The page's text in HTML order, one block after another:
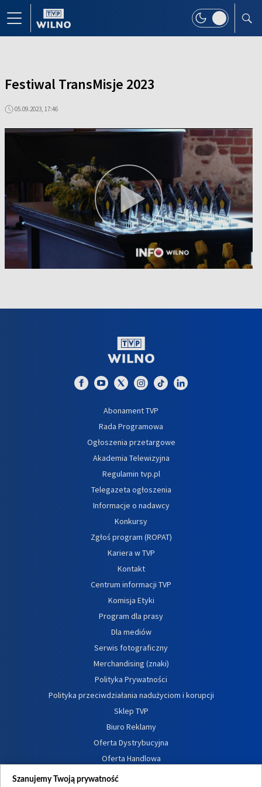
Festiwal TransMisje 2023
05.09.2023, 17:46
Abonament TVP
Rada Programowa
Ogłoszenia przetargowe
Akademia Telewizyjna
Regulamin tvp.pl
Telegazeta ogłoszenia
Informacje o nadawcy
Konkursy
Zgłoś program (ROPAT)
Kariera w TVP
Kontakt
Centrum informacji TVP
Komisja Etyki
Program dla prasy
Dla mediów
Serwis fotograficzny
Merchandising (znaki)
Polityka Prywatności
Polityka przeciwdziałania nadużyciom i korupcji
Sklep TVP
Biuro Reklamy
Oferta Dystrybucyjna
Oferta Handlowa
Dostępność
Szanujemy Twoją prywatność